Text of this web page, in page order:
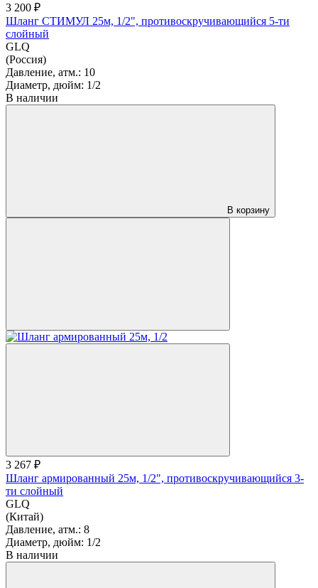
3 200 ₽
Шланг СТИМУЛ 25м, 1/2", противоскручивающийся 5-ти
слойный
GLQ
(Россия)
Давление, атм.: 10
Диаметр, дюйм: 1/2
В наличии
В корзину
3 267 ₽
Шланг армированный 25м, 1/2", противоскручивающийся 3-
ти слойный
GLQ
(Китай)
Давление, атм.: 8
Диаметр, дюйм: 1/2
В наличии